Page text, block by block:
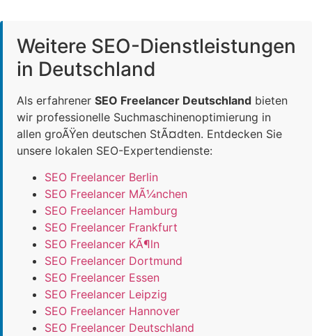
Weitere SEO-Dienstleistungen
in Deutschland
Als erfahrener SEO Freelancer Deutschland bieten
wir professionelle Suchmaschinenoptimierung in
allen groÃŸen deutschen StÃ¤dten. Entdecken Sie
unsere lokalen SEO-Expertendienste:
SEO Freelancer Berlin
SEO Freelancer MÃ¼nchen
SEO Freelancer Hamburg
SEO Freelancer Frankfurt
SEO Freelancer KÃ¶ln
SEO Freelancer Dortmund
SEO Freelancer Essen
SEO Freelancer Leipzig
SEO Freelancer Hannover
SEO Freelancer Deutschland